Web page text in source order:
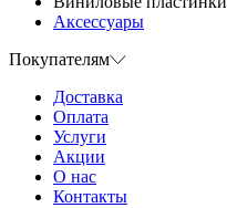
Аксессуары
Покупателям
Доставка
Оплата
Услуги
Акции
О нас
Контакты